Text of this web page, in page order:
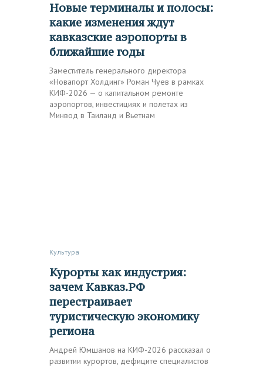
Новые терминалы и полосы:
какие изменения ждут
кавказские аэропорты в
ближайшие годы
Заместитель генерального директора
«Новапорт Холдинг» Роман Чуев в рамках
КИФ-2026 — о капитальном ремонте
аэропортов, инвестициях и полетах из
Минвод в Таиланд и Вьетнам
Культура
Курорты как индустрия:
зачем Кавказ.РФ
перестраивает
туристическую экономику
региона
Андрей Юмшанов на КИФ-2026 рассказал о
развитии курортов, дефиците специалистов